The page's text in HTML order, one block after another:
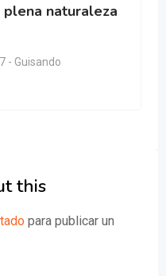
naturaleza
- Guisando
this
para publicar un